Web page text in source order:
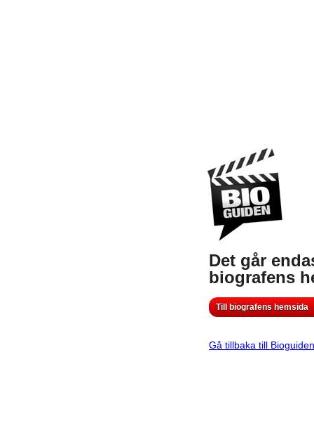
Det går
biografens
Till biografens hemsida
Gå tillbaka till Bioguiden